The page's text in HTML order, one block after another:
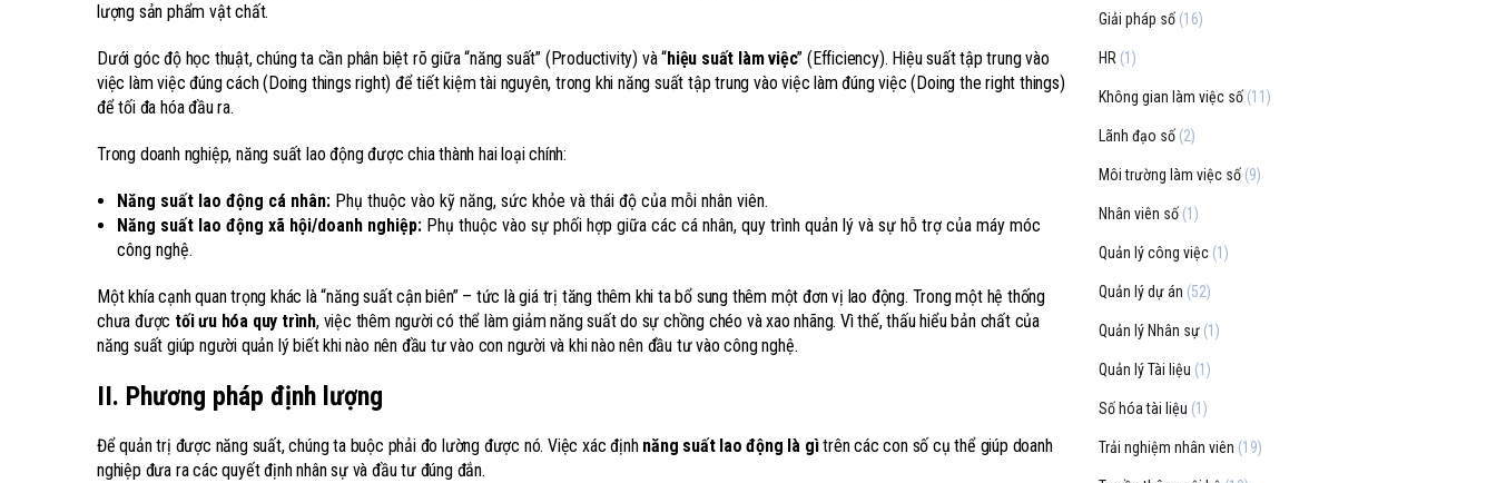
lượng sản phẩm vật chất.
Dưới góc độ học thuật, chúng ta cần phân biệt rõ giữa “năng suất” (Productivity) và “hiệu suất làm việc” (Efficiency). Hiệu suất tập trung vào
việc làm việc đúng cách (Doing things right) để tiết kiệm tài nguyên, trong khi năng suất tập trung vào việc làm đúng việc (Doing the right things)
để tối đa hóa đầu ra.
Trong doanh nghiệp, năng suất lao động được chia thành hai loại chính:
Năng suất lao động cá nhân: Phụ thuộc vào kỹ năng, sức khỏe và thái độ của mỗi nhân viên.
Năng suất lao động xã hội/doanh nghiệp: Phụ thuộc vào sự phối hợp giữa các cá nhân, quy trình quản lý và sự hỗ trợ của máy móc
công nghệ.
Một khía cạnh quan trọng khác là “năng suất cận biên” – tức là giá trị tăng thêm khi ta bổ sung thêm một đơn vị lao động. Trong một hệ thống
chưa được tối ưu hóa quy trình, việc thêm người có thể làm giảm năng suất do sự chồng chéo và xao nhãng. Vì thế, thấu hiểu bản chất của
năng suất giúp người quản lý biết khi nào nên đầu tư vào con người và khi nào nên đầu tư vào công nghệ.
II. Phương pháp định lượng
Để quản trị được năng suất, chúng ta buộc phải đo lường được nó. Việc xác định năng suất lao động là gìtrên các con số cụ thể giúp doanh
nghiệp đưa ra các quyết định nhân sự và đầu tư đúng đắn.
Giải pháp số (16)
HR (1)
Không gian làm việc số (11)
Lãnh đạo số (2)
Môi trường làm việc số (9)
Nhân viên số (1)
Quản lý công việc (1)
Quản lý dự án (52)
Quản lý Nhân sự (1)
Quản lý Tài liệu (1)
Số hóa tài liệu (1)
Trải nghiệm nhân viên (19)